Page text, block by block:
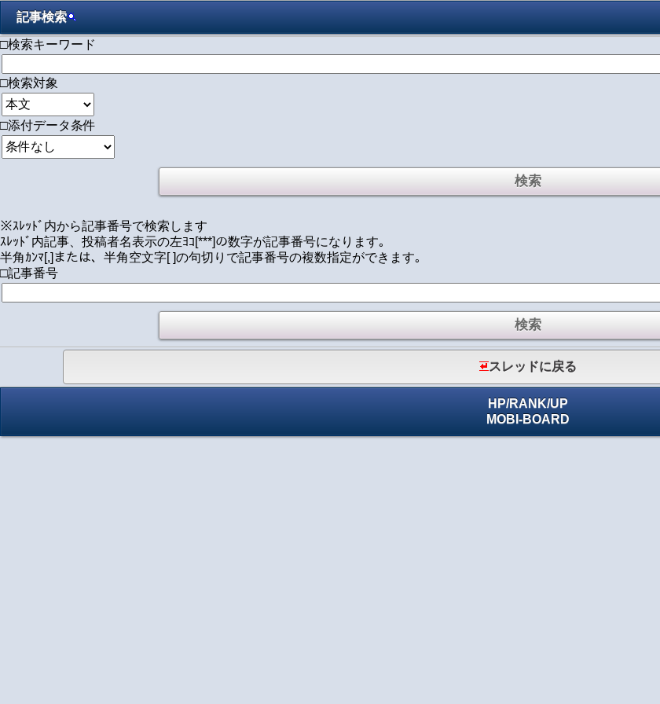
記事検索
□検索キーワード
□検索対象
□添付データ条件
※ｽﾚｯﾄﾞ内から記事番号で検索します
ｽﾚｯﾄﾞ内記事、投稿者名表示の左ﾖｺ[***]の数字が記事番号になります｡
半角ｶﾝﾏ[,]または、半角空文字[ ]の句切りで記事番号の複数指定ができます｡
□記事番号
スレッドに戻る
HP/RANK/UP
MOBI-BOARD